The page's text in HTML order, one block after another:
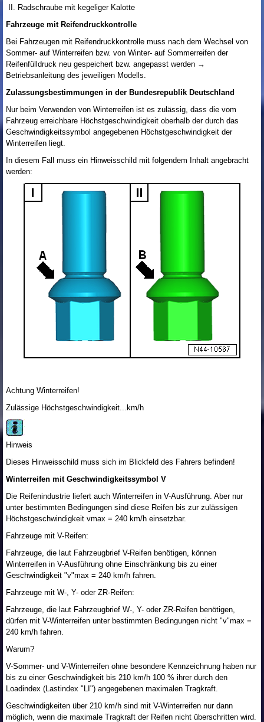
Radschraube mit kegeliger Kalotte
Fahrzeuge mit Reifendruckkontrolle
Bei Fahrzeugen mit Reifendruckkontrolle muss nach dem Wechsel von
Sommer- auf Winterreifen bzw. von Winter- auf Sommerreifen der
Reifenfülldruck neu gespeichert bzw. angepasst werden →
Betriebsanleitung des jeweiligen Modells.
Zulassungsbestimmungen in der Bundesrepublik Deutschland
Nur beim Verwenden von Winterreifen ist es zulässig, dass die vom
Fahrzeug erreichbare Höchstgeschwindigkeit oberhalb der durch das
Geschwindigkeitssymbol angegebenen Höchstgeschwindigkeit der
Winterreifen liegt.
In diesem Fall muss ein Hinweisschild mit folgendem Inhalt angebracht
werden:
Achtung Winterreifen!
Zulässige Höchstgeschwindigkeit...km/h
Hinweis
Dieses Hinweisschild muss sich im Blickfeld des Fahrers befinden!
Winterreifen mit Geschwindigkeitssymbol V
Die Reifenindustrie liefert auch Winterreifen in V-Ausführung. Aber nur
unter bestimmten Bedingungen sind diese Reifen bis zur zulässigen
Höchstgeschwindigkeit vmax = 240 km/h einsetzbar.
Fahrzeuge mit V-Reifen:
Fahrzeuge, die laut Fahrzeugbrief V-Reifen benötigen, können
Winterreifen in V-Ausführung ohne Einschränkung bis zu einer
Geschwindigkeit "v"max = 240 km/h fahren.
Fahrzeuge mit W-, Y- oder ZR-Reifen:
Fahrzeuge, die laut Fahrzeugbrief W-, Y- oder ZR-Reifen benötigen,
dürfen mit V-Winterreifen unter bestimmten Bedingungen nicht "v"max =
240 km/h fahren.
Warum?
V-Sommer- und V-Winterreifen ohne besondere Kennzeichnung haben nur
bis zu einer Geschwindigkeit bis 210 km/h 100 % ihrer durch den
Loadindex (Lastindex "LI") angegebenen maximalen Tragkraft.
Geschwindigkeiten über 210 km/h sind mit V-Winterreifen nur dann
möglich, wenn die maximale Tragkraft der Reifen nicht überschritten wird.